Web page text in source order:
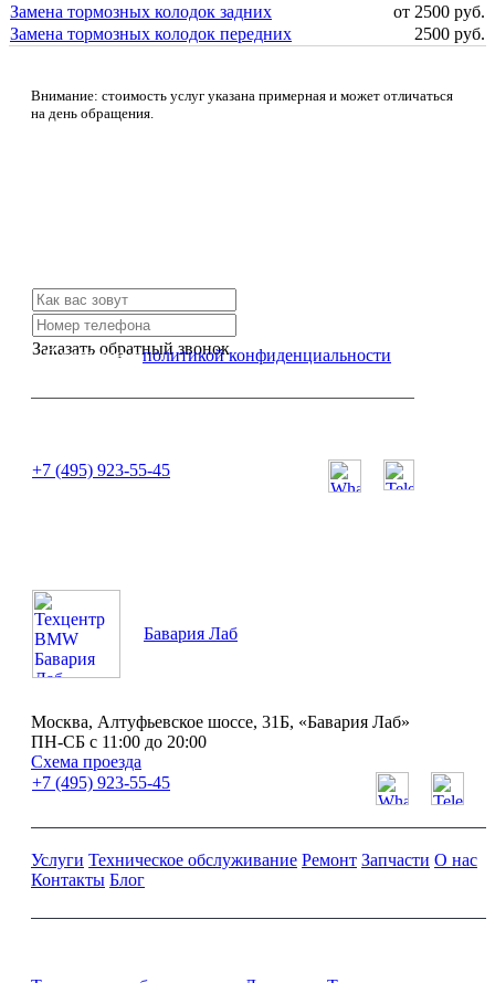
Замена тормозных колодок задних
от 2500 руб.
Замена тормозных колодок передних
2500 руб.
Внимание: стоимость услуг указана примерная и может отличаться
на день обращения.
Заказать обратный звонок
Я согласен сполитикой конфиденциальности
+7 (495) 923-55-45
Бавария Лаб
Москва, Алтуфьевское шоссе, 31Б, «Бавария Лаб»
ПН-СБ с 11:00 до 20:00
Схема проезда
+7 (495) 923-55-45
Услуги Техническое обслуживание Ремонт Запчасти О нас
Контакты Блог